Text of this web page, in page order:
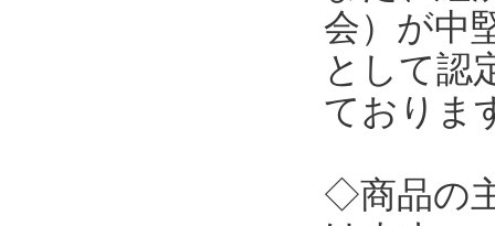
会）が中
として認
ておりま
◇商品の